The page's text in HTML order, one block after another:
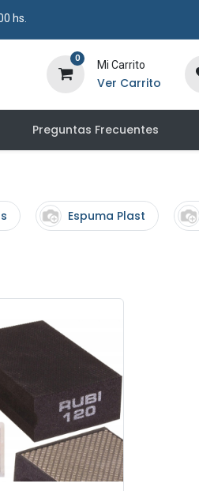
hs.
0
Mi Carrito
Ver Carrito
Preguntas Frecuentes
Espuma Plast